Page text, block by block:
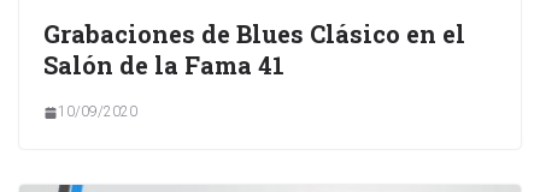
Grabaciones de Blues Clásico en el
Salón de la Fama 41
10/09/2020